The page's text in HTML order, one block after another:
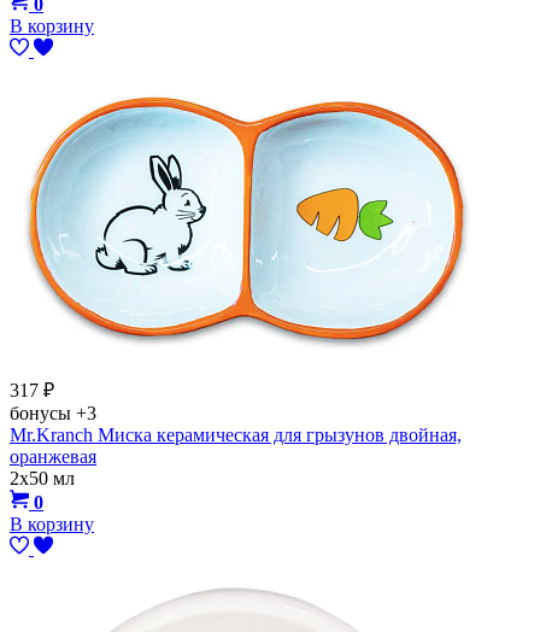
В корзину
317 ₽
бонусы +3
Mr.Kranch Миска керамическая для грызунов двойная,
оранжевая
2х50 мл
0
В корзину